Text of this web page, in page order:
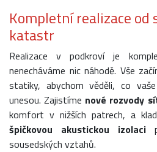
Kompletní realizace od
katastr
Realizace v podkroví je
nenecháváme nic náhodě. Vše
statiky, abychom věděli, co
unesou. Zajistíme nové rozvody
komfort v nižších patrech, a
špičkovou akustickou izolaci
sousedských vztahů.